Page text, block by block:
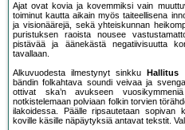
Ajat ovat kovia ja kovemmiksi vain
toiminut kautta aikain myös taiteellisena
ja visionäärejä, sekä yhteiskunnan
puristuksen raoista nousee
pistävää ja äänekästä negatiivisuutta
tavallaan.
Alkuvuodesta ilmestynyt sinkku
Hallitus
bändin folkahtava soundi veivaa ja
ottivat ska’n avukseen
notkistelemaan polviaan folkin torvien
ilakoidessa. Päälle ripsautetaan sopivan
koville käsille näpäytyksiä antavat tekstit.